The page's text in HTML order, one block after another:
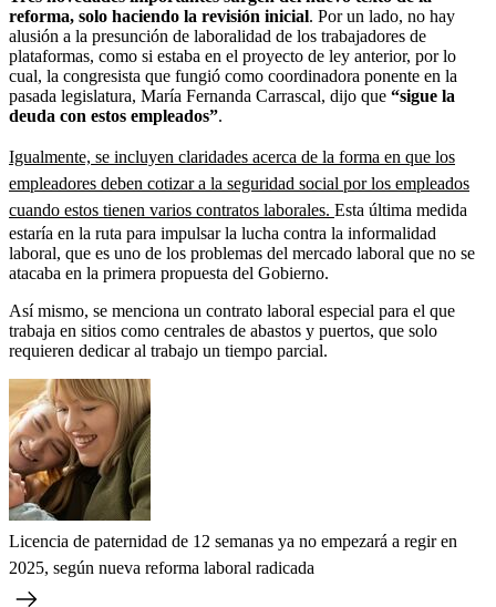
reforma, solo haciendo la revisión inicial. Por un lado, no hay
alusión a la presunción de laboralidad de los trabajadores de
plataformas, como si estaba en el proyecto de ley anterior, por lo
cual, la congresista que fungió como coordinadora ponente en la
pasada legislatura, María Fernanda Carrascal, dijo que “sigue la
deuda con estos empleados”.
Igualmente, se incluyen claridades acerca de la forma en que los
empleadores deben cotizar a la seguridad social por los empleados
cuando estos tienen varios contratos laborales. Esta última medida
estaría en la ruta para impulsar la lucha contra la informalidad
laboral, que es uno de los problemas del mercado laboral que no se
atacaba en la primera propuesta del Gobierno.
Así mismo, se menciona un contrato laboral especial para el que
trabaja en sitios como centrales de abastos y puertos, que solo
requieren dedicar al trabajo un tiempo parcial.
Licencia de paternidad de 12 semanas ya no empezará a regir en
2025, según nueva reforma laboral radicada